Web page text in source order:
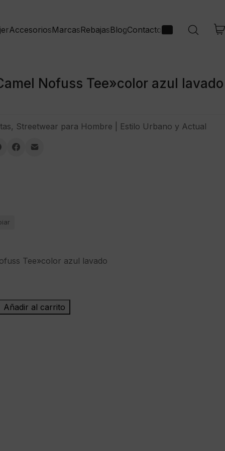
AccesoriosMarcasRebajasBlogContacto
Nofuss Tee»color azul lavado
Tee»color azul lavado
Añadir al carrito
, Streetwear para Hombre | Estilo Urbano y Actual